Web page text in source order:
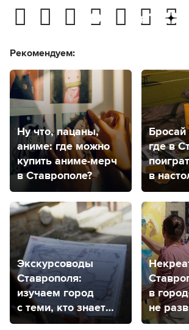
Рекомендуем:
Ну что, пацаны,
аниме: где можно
купить аниме-мерч
в Ставрополе?
Бросай
где в
в
Экскурсоводы
Ставрополя:
изучаем город
с теми, кто знает
его от и до
в
не